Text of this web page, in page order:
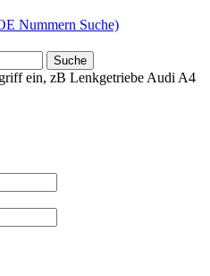
Nummern Suche)
Suche
ein, zB Lenkgetriebe Audi A4